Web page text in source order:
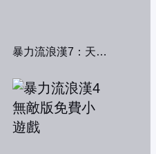
暴力流浪漢7：天堂篇無敵版